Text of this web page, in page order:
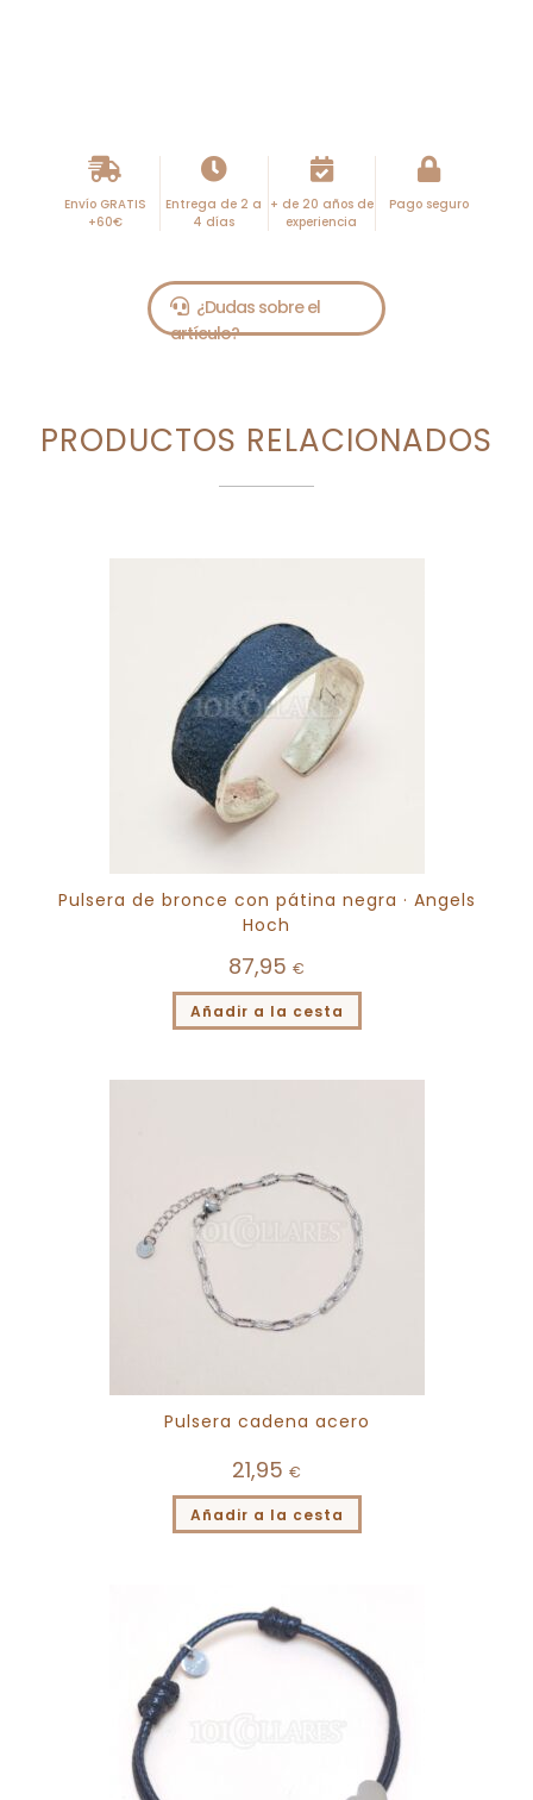
Envío GRATIS
+60€
Entrega de 2 a
4 días
+ de 20 años de
experiencia
Pago seguro
PRODUCTOS RELACIONADOS
Pulsera de bronce con pátina negra · Angels
Hoch
87,95 €
Añadir a la cesta
Pulsera cadena acero
21,95 €
Añadir a la cesta